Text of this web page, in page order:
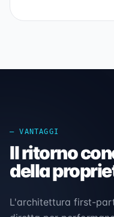
— VANTAGGI
Il ritorno
della
L'architettura first-